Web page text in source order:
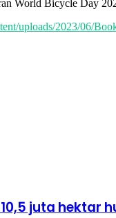
World Bicycle Day
uploads/2023/06/
juta hektar